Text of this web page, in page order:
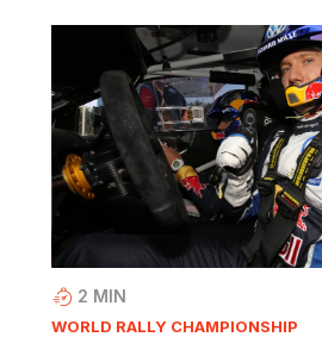
2 MIN
WORLD RALLY CHAMPIONSHIP